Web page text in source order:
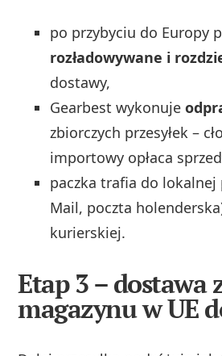
po przybyciu do Europy
rozładowywane i
dostawy,
Gearbest wykonuje
zbiorczych przesyłek –
importowy opłaca
paczka trafia do lokalnej
Mail, poczta
kurierskiej.
Etap 3 – dostawa
magazynu w UE